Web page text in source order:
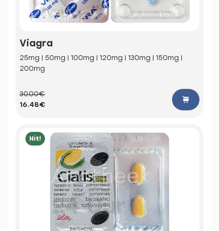
Viagra
25mg | 50mg | 100mg | 120mg | 130mg | 150mg |
200mg
30.00€
16.48€
Hit!